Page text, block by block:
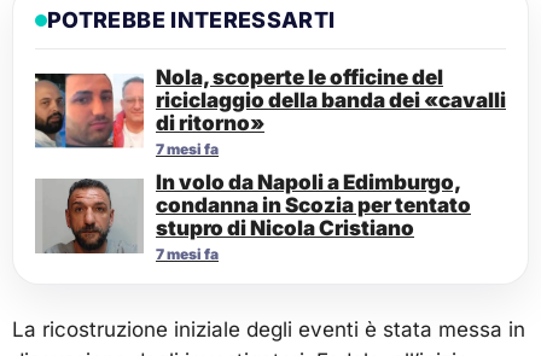
POTREBBE INTERESSARTI
Nola, scoperte le officine del
riciclaggio della banda dei «cavalli
di ritorno»
7 mesi fa
In volo da Napoli a Edimburgo,
condanna in Scozia per tentato
stupro di Nicola Cristiano
7 mesi fa
La ricostruzione iniziale degli eventi è stata messa in